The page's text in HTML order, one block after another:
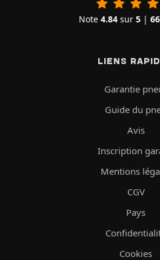
Note 4.84 sur 5 |
LIENS
Garantie
Guide du
Avis
Inscription
Mentions
CGV
Pays
Cookies